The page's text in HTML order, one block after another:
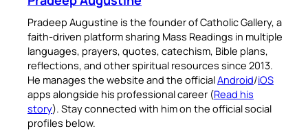
Pradeep Augustine is the founder of Catholic Gallery, a
faith-driven platform sharing Mass Readings in multiple
languages, prayers, quotes, catechism, Bible plans,
reflections, and other spiritual resources since 2013.
He manages the website and the officialAndroid/iOS
apps alongside his professional career (Read his
story). Stay connected with him on the official social
profiles below.